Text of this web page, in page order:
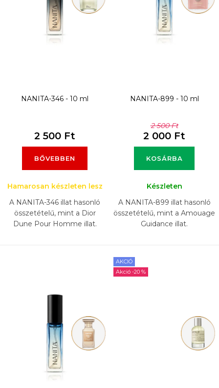
NANITA-346 - 10 ml
2 500 Ft
BŐVEBBEN
Hamarosan készleten lesz
A NANITA-346 illat hasonló
összetételű, mint a Dior
Dune Pour Homme illat.
NANITA-899 - 10 ml
2 500 Ft
2 000 Ft
KOSÁRBA
Készleten
A NANITA-899 illat hasonló
összetételű, mint a Amouage
Guidance illat.
AKCIÓ
-20 %